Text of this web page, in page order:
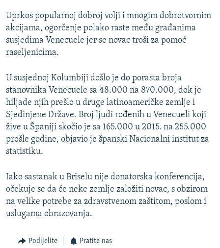
Uprkos popularnoj dobroj volji i mnogim dobrotvornim
akcijama, ogorčenje polako raste među građanima
susjedima Venecuele jer se novac troši za pomoć
raseljenicima.
U susjednoj Kolumbiji došlo je do porasta broja
stanovnika Venecuele sa 48.000 na 870.000, dok je
hiljade njih prešlo u druge latinoameričke zemlje i
Sjedinjene Države. Broj ljudi rođenih u Venecueli koji
žive u Španiji skočio je sa 165.000 u 2015. na 255.000
prošle godine, objavio je španski Nacionalni institut za
statistiku.
Iako sastanak u Briselu nije donatorska konferencija,
očekuje se da će neke zemlje založiti novac, s obzirom
na velike potrebe za zdravstvenom zaštitom, poslom i
uslugama obrazovanja.
Podijelite Pratite nas